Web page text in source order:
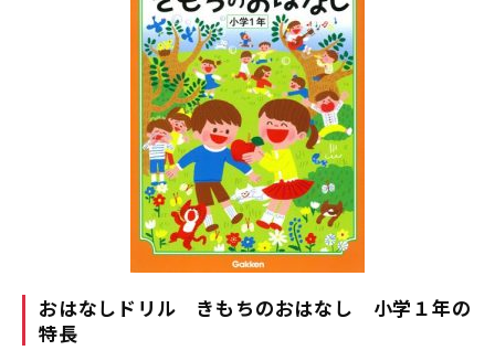
おはなしドリル きもちのおはなし 小学１年の
特長